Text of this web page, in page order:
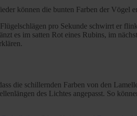
können die bunten Farben der Vögel
pro Sekunde schwirrt er
es im satten Rot eines Rubins, im
die schillernden Farben von den
des Lichtes angepasst. So